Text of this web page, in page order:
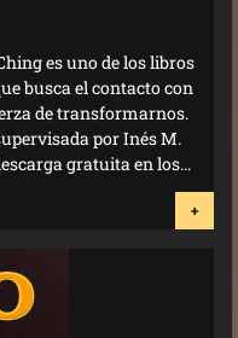
es uno de los libros
busca el contacto con
de transformarnos.
por Inés M.
gratuita en los...
+